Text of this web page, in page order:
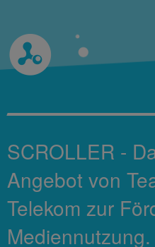
SCROLLER -
Angebot von
Telekom zur
Mediennutzung.